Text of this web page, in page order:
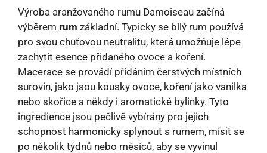
Výroba aranžovaného rumu Damoiseau začíná
výběrem rum základní. Typicky se bílý rum používá
pro svou chuťovou neutralitu, která umožňuje lépe
zachytit esence přidaného ovoce a koření.
Macerace se provádí přidáním čerstvých místních
surovin, jako jsou kousky ovoce, koření jako vanilka
nebo skořice a někdy i aromatické bylinky. Tyto
ingredience jsou pečlivě vybírány pro jejich
schopnost harmonicky splynout s rumem, mísit se
po několik týdnů nebo měsíců, aby se vyvinul